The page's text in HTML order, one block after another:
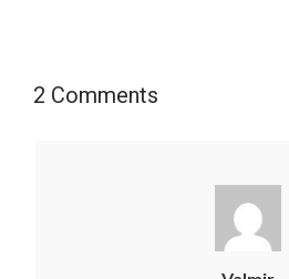
2 Comments